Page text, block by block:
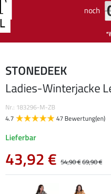
noch
STONEDEEK
Ladies-Winterjacke
Nr.: 183296-M-ZB
4.7
47 Bewertung(en)
Lieferbar
43,92 € 54,90 €69,90 €